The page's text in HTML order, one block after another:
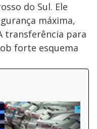
do Sul. Ele
máxima,
transferência para
forte esquema